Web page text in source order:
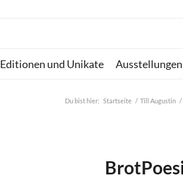
Editionen und Unikate Ausstellungen
Du bist hier: Startseite / Till Augustin /